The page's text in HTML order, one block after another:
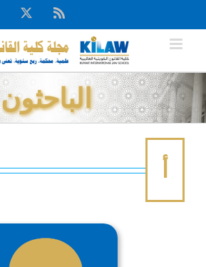
to
content
Rss
X
الباحثون